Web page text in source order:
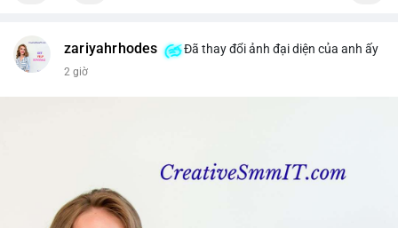
zariyahrhodes Đã thay đổi ảnh đại diện của anh ấy
2 giờ